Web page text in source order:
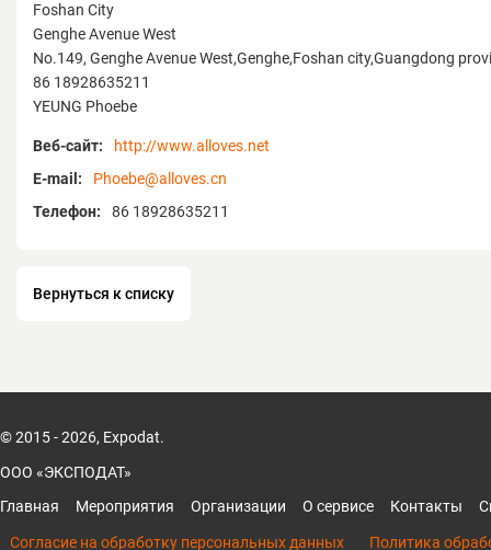
Foshan City
Genghe Avenue West
No.149, Genghe Avenue West,Genghe,Foshan city,Guangdong
86 18928635211
YEUNG Phoebe
Веб-сайт:
http://www.alloves.net
E-mail:
Phoebe@alloves.cn
Телефон:
86 18928635211
Вернуться к списку
© 2015 - 2026, Expodat.
ООО «ЭКСПОДАТ»
Главная
Мероприятия Организации О сервисе Контакты
Согласие на обработку персональных данных
Политика